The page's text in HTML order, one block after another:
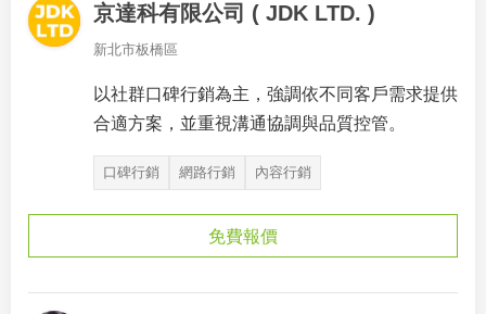
京達科有限公司 ( JDK LTD. )
新北市板橋區
以社群口碑行銷為主，強調依不同客戶需求提供
合適方案，並重視溝通協調與品質控管。
口碑行銷 網路行銷 內容行銷
免費報價